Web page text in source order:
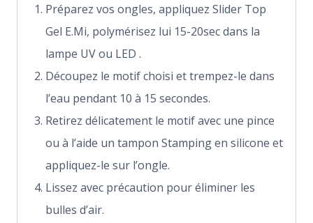
Préparez vos ongles, appliquez Slider Top
Gel E.Mi, polymérisez lui 15-20sec dans la
lampe UV ou LED .
Découpez le motif choisi et trempez-le dans
l’eau pendant 10 à 15 secondes.
Retirez délicatement le motif avec une pince
ou à l’aide un tampon Stamping en silicone et
appliquez-le sur l’ongle.
Lissez avec précaution pour éliminer les
bulles d’air.